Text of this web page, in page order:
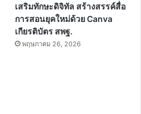
เสริมทักษะดิจิทัล สร้างสรรค์สื่อ
การสอนยุคใหม่ด้วย Canva
เกียรติบัตร สพฐ.
พฤษภาคม 26, 2026